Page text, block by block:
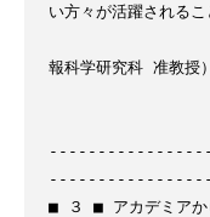
い方々が活躍される
報科学研究科 准教授）
■ ３ ■ アカデミアか